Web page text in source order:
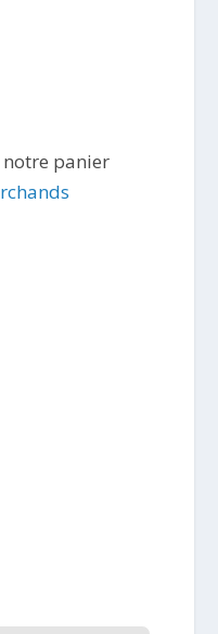
notre panier